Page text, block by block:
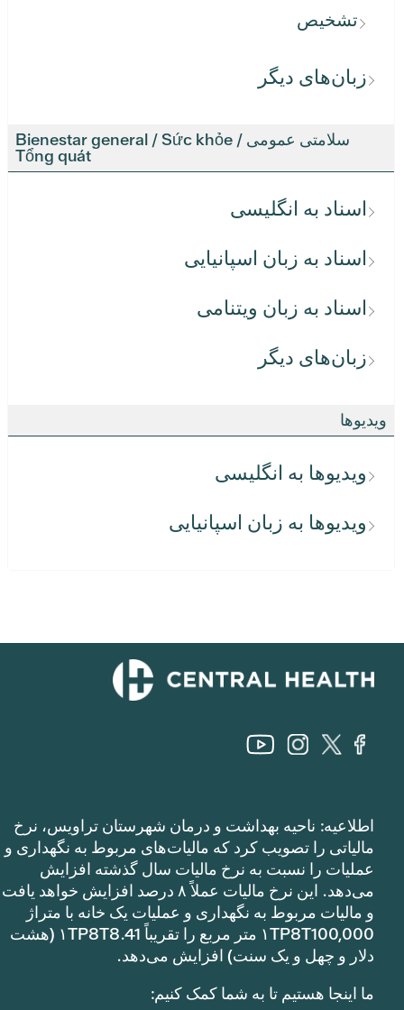
تشخیص
زبان‌های دیگر
سلامتی عمومی / Bienestar general / Sức khỏe
Tổng quát
اسناد به انگلیسی
اسناد به زبان اسپانیایی
اسناد به زبان ویتنامی
زبان‌های دیگر
ویدیوها
ویدیوها به انگلیسی
ویدیوها به زبان اسپانیایی
اطلاعیه: ناحیه بهداشت و درمان شهرستان تراویس، نرخ
مالیاتی را تصویب کرد که مالیات‌های مربوط به نگهداری و
عملیات را نسبت به نرخ مالیات سال گذشته افزایش
می‌دهد. این نرخ مالیات عملاً ۸ درصد افزایش خواهد یافت
و مالیات مربوط به نگهداری و عملیات یک خانه با متراژ
۱TP8T100,000 متر مربع را تقریباً ۱TP8T8.41 (هشت
دلار و چهل و یک سنت) افزایش می‌دهد.
ما اینجا هستیم تا به شما کمک کنیم: